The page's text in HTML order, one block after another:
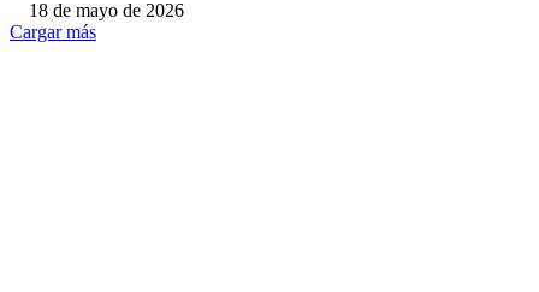
18 de mayo de 2026
Cargar más